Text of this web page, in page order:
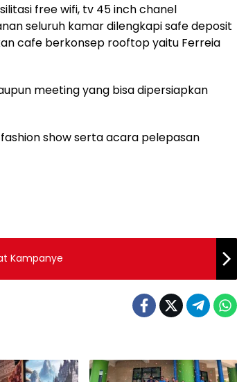
free wifi, tv 45 inch chanel
seluruh kamar dilengkapi safe deposit
cafe berkonsep rooftop yaitu Ferreia
meeting yang bisa dipersiapkan
show serta acara pelepasan
Kampanye